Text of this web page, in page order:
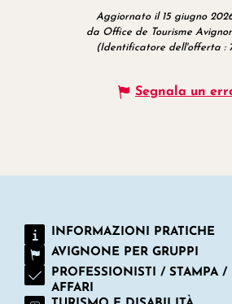
Aggiornato il 15 giugno
da Office de Tourisme
(Identificatore dell'offerta :
Segnala un
INFORMAZIONI PRATICHE
AVIGNONE PER GRUPPI
PROFESSIONISTI / STAMPA /
AFFARI